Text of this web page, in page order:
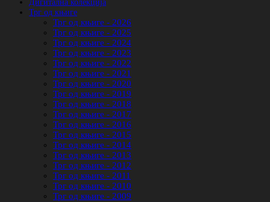
Дигитална колекција
Трг од књиге
Трг од књиге - 2026
Трг од књиге - 2025
Трг од књиге - 2024
Трг од књиге - 2023
Трг од књиге - 2022
Трг од књиге - 2021
Трг од књиге - 2020
Трг од књиге - 2019
Трг од књиге - 2018
Трг од књиге - 2017
Трг од књиге - 2016
Трг од књиге - 2015
Трг од књиге - 2014
Трг од књиге - 2013
Трг од књиге - 2012
Трг од књиге - 2011
Трг од књиге - 2010
Трг од књиге - 2009